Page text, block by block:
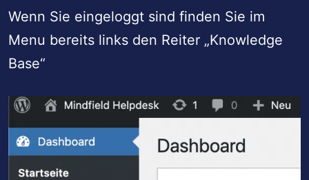
Wenn Sie eingeloggt sind finden Sie im
Menu bereits links den Reiter „Knowledge
Base“